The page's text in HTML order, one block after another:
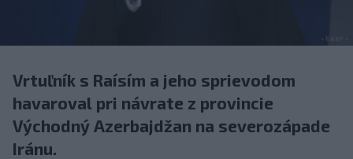
Vrtuľník s Raísím a jeho sprievodom
havaroval pri návrate z provincie
Východný Azerbajdžan na severozápade
Iránu.